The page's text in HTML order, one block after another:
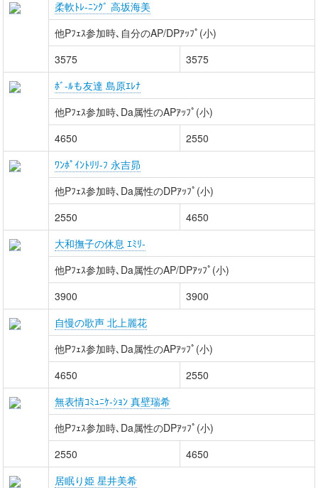
柔軟ﾄﾚ-ﾆﾝｸﾞ 高坂海美
他Pﾌｪｽ参加時､自分のAP/DPｱｯﾌﾟ(小)
3575
3575
ﾎﾞ-ﾙも友達 島原ｴﾚﾅ
他Pﾌｪｽ参加時､Da属性のAPｱｯﾌﾟ(小)
4650
2550
ﾜﾝﾎﾟｲﾝﾄﾘﾘ-ﾌ 永吉昴
他Pﾌｪｽ参加時､Da属性のDPｱｯﾌﾟ(小)
2550
4650
大和撫子の休息 ｴﾐﾘ-
他Pﾌｪｽ参加時､Da属性のAP/DPｱｯﾌﾟ(小)
3900
3900
自慢の歌声 北上麗花
他Pﾌｪｽ参加時､Da属性のAPｱｯﾌﾟ(小)
4650
2550
無表情ｺﾐｭﾆｹ-ｼｮﾝ 真壁瑞希
他Pﾌｪｽ参加時､Da属性のDPｱｯﾌﾟ(小)
2550
4650
居眠り姫 星井美希